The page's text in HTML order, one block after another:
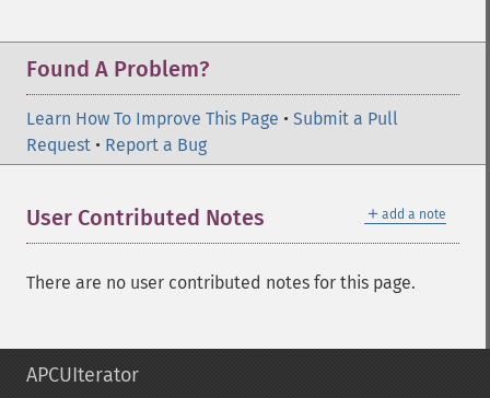
Found A Problem?
Learn How To Improve This Page • Submit a Pull
Request • Report a Bug
＋ add a note
User Contributed Notes
There are no user contributed notes for this page.
APCUIterator